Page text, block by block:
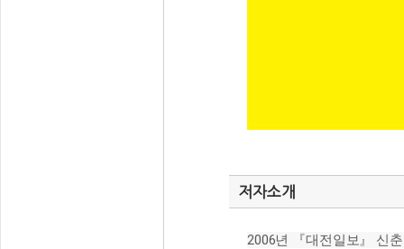
저자소개
2006년 『대전일보』 신